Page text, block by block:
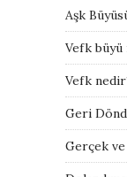
Aşk
Vefk büyü
Vefk
Geri
Gerçek ve